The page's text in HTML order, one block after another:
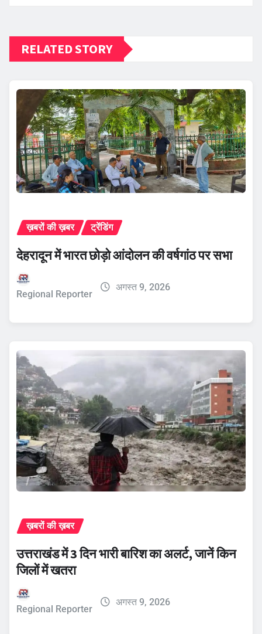
RELATED STORY
ख़बरों की ख़बर ट्रेंडिंग
देहरादून में भारत छोड़ो आंदोलन की वर्षगांठ पर सभा
Regional Reporter
अगस्त 9, 2026
ख़बरों की ख़बर
उत्तराखंड में 3 दिन भारी बारिश का अलर्ट, जानें किन
जिलों में खतरा
Regional Reporter
अगस्त 9, 2026